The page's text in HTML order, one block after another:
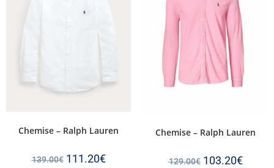
Chemise – Ralph Lauren
139.00€ 111.20€
Chemise – Ralph Lauren
129.00€ 103.20€